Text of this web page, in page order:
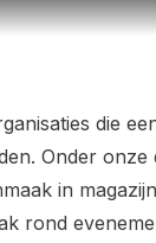
die
Onder
in
rond